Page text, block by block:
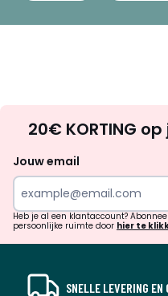
20€ KORTING
Jouw email
Heb je al een klantaccount?
persoonlijke ruimte door hier te
SNELLE LEVERING EN